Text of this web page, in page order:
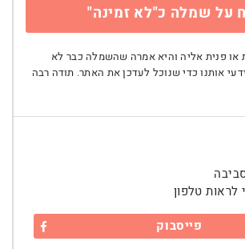
על שמלה כ"לא זמינה"
פנית אליה והיא אמרה שהשמלה כבר לא
אותנו כדי שנוכל לעדכן את האתר. תודה רבה
לראות טלפון
פייסבוק